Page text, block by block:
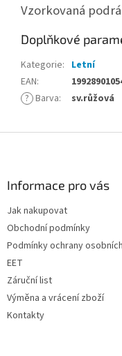
Vzorkovaná
Doplňkové
Kategorie: Letní
EAN:
? Barva: sv.růžová
Informace pro vás
Jak nakupovat
Obchodní podmínky
Podmínky ochrany
EET
Záruční list
Výměna a vrácení zboží
Kontakty